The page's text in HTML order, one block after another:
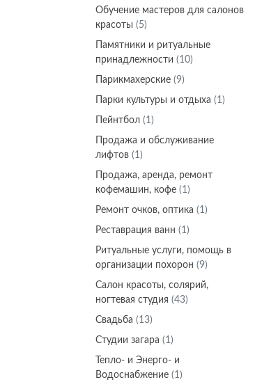
Обучение мастеров для салонов
красоты (5)
Памятники и ритуальные
принадлежности (10)
Парикмахерские (9)
Парки культуры и отдыха (1)
Пейнтбол (1)
Продажа и обслуживание
лифтов (1)
Продажа, аренда, ремонт
кофемашин, кофе (1)
Ремонт очков, оптика (1)
Реставрация ванн (1)
Ритуальные услуги, помощь в
организации похорон (9)
Салон красоты, солярий,
ногтевая студия (43)
Свадьба (13)
Студии загара (1)
Тепло- и Энерго- и
Водоснабжение (1)